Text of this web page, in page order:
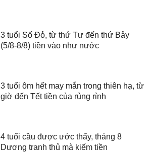
3 tuổi Số Đỏ, từ thứ Tư đến thứ Bảy
(5/8-8/8) tiền vào như nước
3 tuổi ôm hết may mắn trong thiên hạ, từ
giờ đến Tết tiền của rủng rỉnh
4 tuổi cầu được ước thấy, tháng 8
Dương tranh thủ mà kiếm tiền